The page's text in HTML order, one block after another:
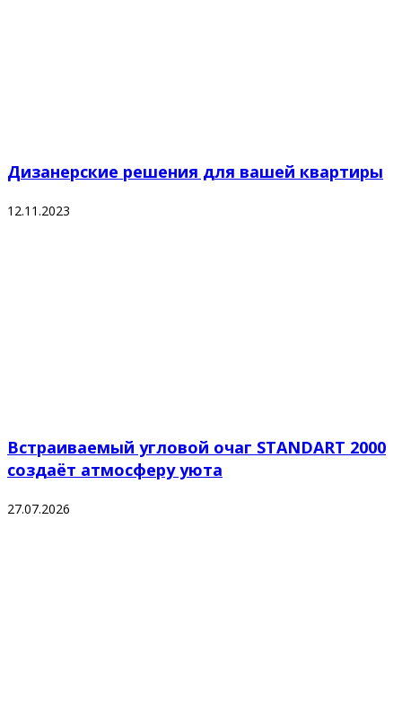
Дизанерские решения для вашей квартиры
12.11.2023
Встраиваемый угловой очаг STANDART 2000
создаёт атмосферу уюта
27.07.2026